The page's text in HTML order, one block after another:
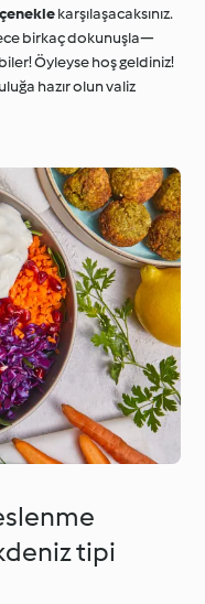
karşılaşacaksınız.
birkaç dokunuşla—
Öyleyse hoş geldiniz!
hazır olun valiz
tipi